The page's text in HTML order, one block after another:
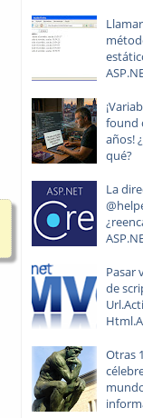
found
años!
qué?
La
Pasar
de
Otras